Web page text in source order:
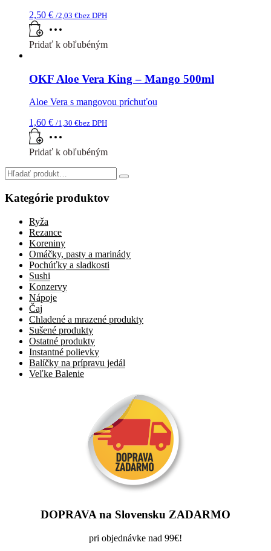
2,50 € /2,03 €bez DPH
Pridať k obľubéným
OKF Aloe Vera King – Mango 500ml
Aloe Vera s mangovou príchuťou
1,60 € /1,30 €bez DPH
Pridať k obľubéným
Search
for:
Kategórie produktov
Ryža
Rezance
Koreniny
Omáčky, pasty a marinády
Pochúťky a sladkosti
Sushi
Konzervy
Nápoje
Čaj
Chladené a mrazené produkty
Sušené produkty
Ostatné produkty
Instantné polievky
Balíčky na prípravu jedál
Veľke Balenie
DOPRAVA na Slovensku ZADARMO
pri objednávke nad 99€!